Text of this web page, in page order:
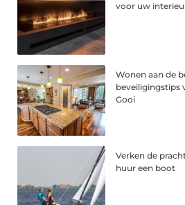
voor uw
Wonen aan de
beveiligingstips
Gooi
Verken de
huur een boot